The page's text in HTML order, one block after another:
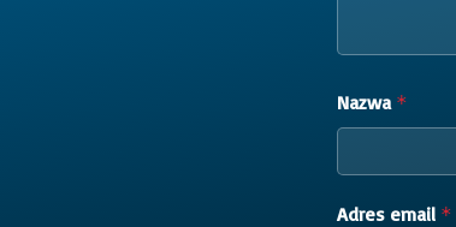
Nazwa *
Adres email *